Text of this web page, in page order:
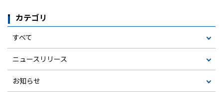
カテゴリ
すべて
ニュースリリース
お知らせ